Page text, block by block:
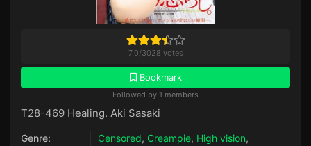
7.0/3028 votes
Bookmark
Followed by 1 members
T28-469 Healing. Aki Sasaki
Genre: Censored, Creampie, High vision,